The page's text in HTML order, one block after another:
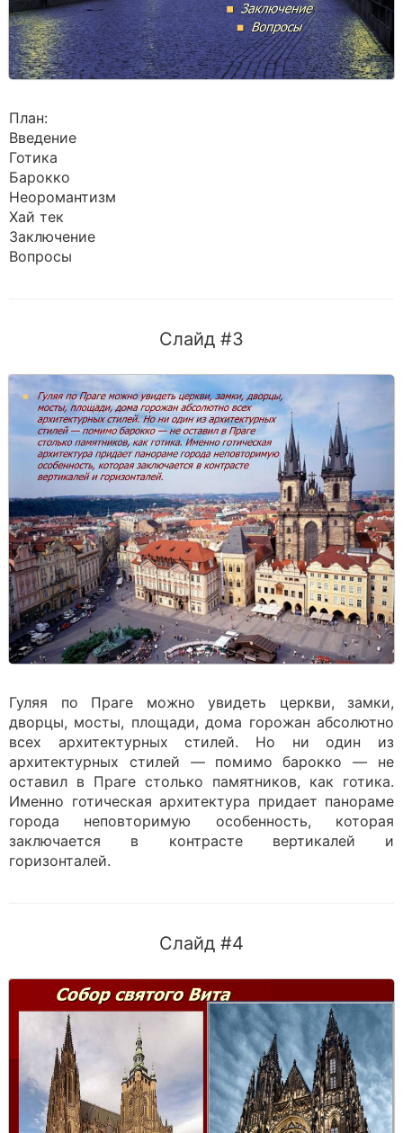
План:
Введение
Готика
Барокко
Неоромантизм
Хай тек
Заключение
Вопросы
Слайд #3
Гуляя по Праге можно увидеть церкви, замки,
дворцы, мосты, площади, дома горожан абсолютно
всех архитектурных стилей. Но ни один из
архитектурных стилей — помимо барокко — не
оставил в Праге столько памятников, как готика.
Именно готическая архитектура придает панораме
города неповторимую особенность, которая
заключается в контрасте вертикалей и
горизонталей.
Слайд #4